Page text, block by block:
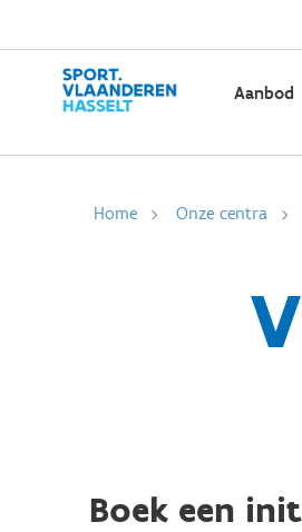
Aanbod
Home Onze centra
Boek een